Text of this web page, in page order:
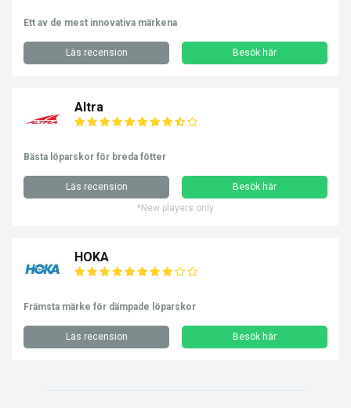
Ett av de mest innovativa märkena
Läs recension Besök här
Altra
Bästa löparskor för breda fötter
Läs recension
Besök här
*New players only
HOKA
Främsta märke för dämpade löparskor
Läs recension Besök här